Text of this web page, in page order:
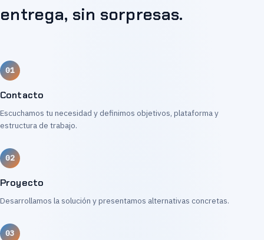
entrega, sin sorpresas.
Contacto
Escuchamos tu necesidad y definimos objetivos, plataforma y
estructura de trabajo.
Proyecto
Desarrollamos la solución y presentamos alternativas concretas.